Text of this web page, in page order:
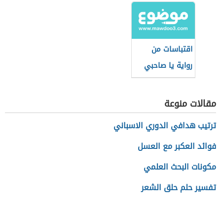
اقتباسات من
رواية يا صاحبي
السجن
مقالات منوعة
ترتيب هدافي الدوري الاسباني
فوائد العكبر مع العسل
مكونات البحث العلمي
تفسير حلم حلق الشعر